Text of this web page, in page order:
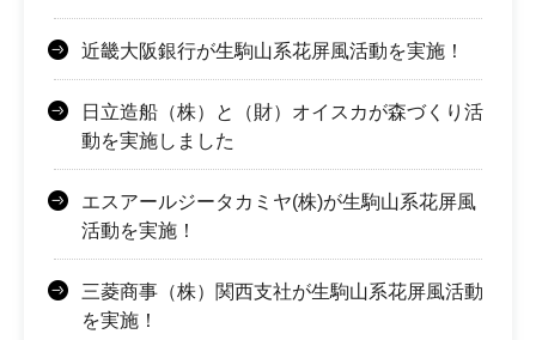
近畿大阪銀行が生駒山系花屏風活動を実施！
日立造船（株）と（財）オイスカが森づくり活
動を実施しました
エスアールジータカミヤ(株)が生駒山系花屏風
活動を実施！
三菱商事（株）関西支社が生駒山系花屏風活動
を実施！